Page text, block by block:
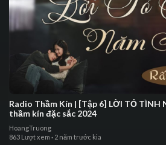
⁣Radio Thầm Kín | ⁣⁣[Tập 6] LỜI TỎ TÌNH
thầm kín đặc sắc 2024
HoangTruong
863 Lượt xem · 2 năm trước kia